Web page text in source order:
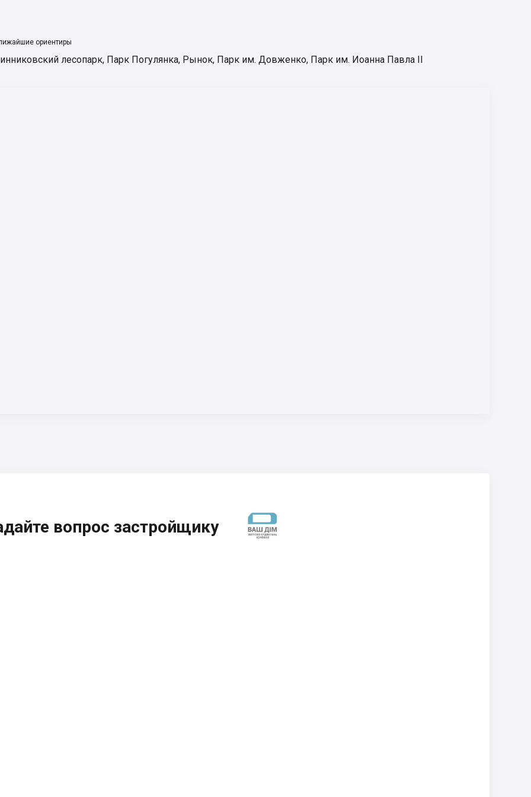
ориентиры
лесопарк, Парк Погулянка, Рынок, Парк им. Довженко, Парк им. Иоанна Павла II
вопрос застройщику